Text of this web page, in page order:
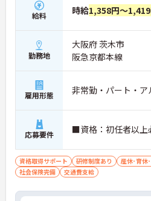
■ 未経験でも安心の成長サポート
段階的に学べる環境が整っています。
・専任トレーナーによるマンツーマン
・入社3ヶ月後のフォロー面談あり
・動画研修＋OJTで基礎から習得可能
→ 初めてでも安心してスタートでき
■ 家庭と両立しやすい柔軟環境
・急なお休みも相談しやすい環境
・産休・育休や看護休暇制度あり
・事前のシフト希望で予定調整OK
→ 長く安心して働ける職場です
■ チームで支える訪問体制
給料 時給1,358円～
勤務地
大阪府 茨木市
阪急京都本線
雇用形態 非常勤・パート・ア
応募要件 ■資格：初任者以
資格取得サポート 研修制度あり
産休･育休
社会保険完備
交通費支給